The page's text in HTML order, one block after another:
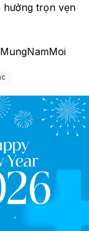
hưởng trọn vẹn